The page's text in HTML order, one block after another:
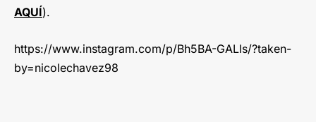
AQUÍ).
https://www.instagram.com/p/Bh5BA-GALls/?taken-
by=nicolechavez98